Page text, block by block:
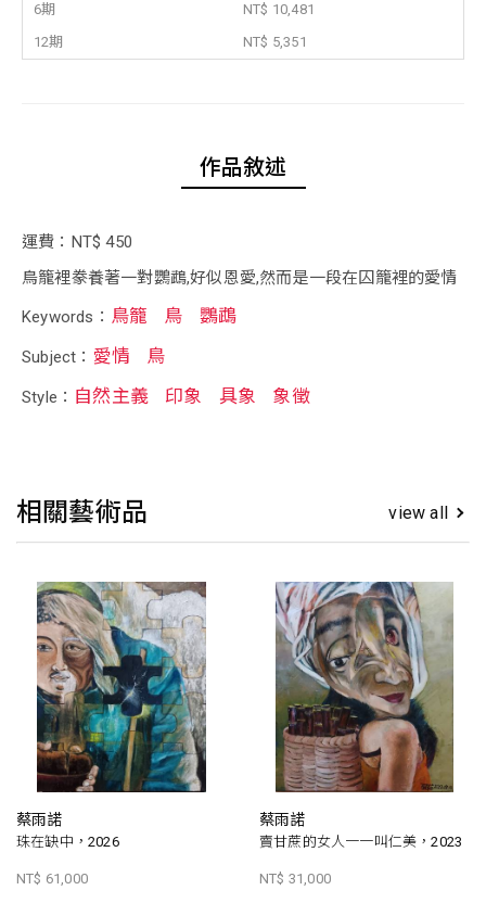
6期
NT$ 10,481
12期
NT$ 5,351
作品敘述
運費：NT$ 450
鳥籠裡豢養著一對鸚鵡,好似恩愛,然而是一段在囚籠裡的愛情
Keywords： 鳥籠 鳥 鸚鵡
Subject： 愛情 鳥
Style： 自然主義 印象 具象 象徵
相關藝術品 view all
蔡雨諾
珠在缺中，2026
NT$ 61,000
蔡雨諾
賣甘蔗的女人一一叫仁美，2023
NT$ 31,000